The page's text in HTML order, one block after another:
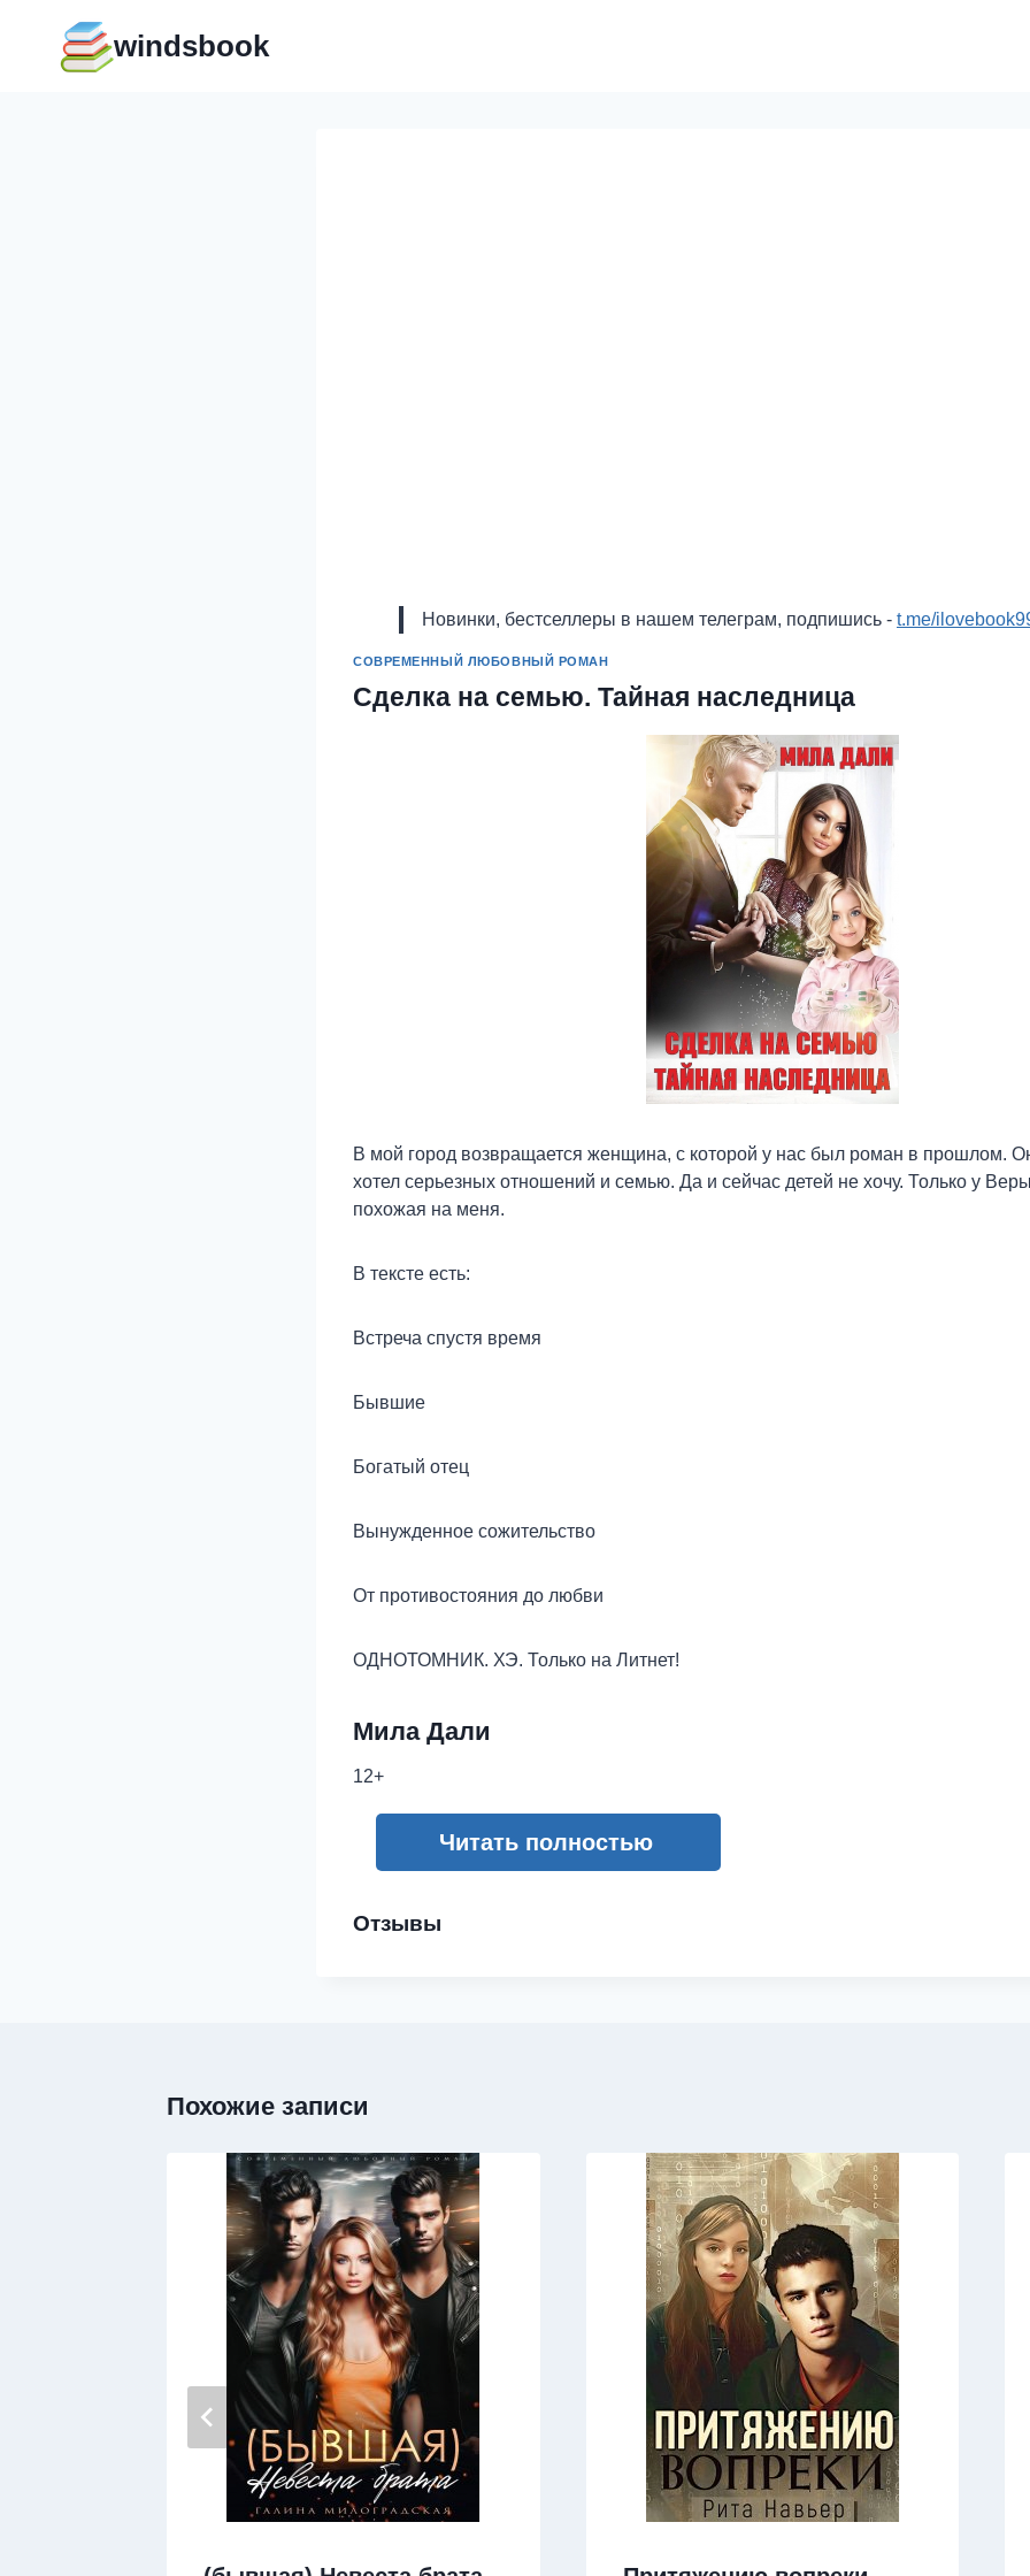
содержимому
windsbook
Новинки, бестселлеры в нашем телеграм, подпишись - t.me/
СОВРЕМЕННЫЙ ЛЮБОВНЫЙ РОМАН
Сделка на семью. Тайная наследница
В мой город возвращается женщина, с которой у нас был роман в прошлом.
хотел серьезных отношений и семью. Да и сейчас детей не хочу. Только у
похожая на меня.
В тексте есть:
Встреча спустя время
Бывшие
Богатый отец
Вынужденное сожительство
От противостояния до любви
ОДНОТОМНИК. ХЭ. Только на Литнет!
Мила Дали
12+
Читать полностью
Отзывы
Похожие записи